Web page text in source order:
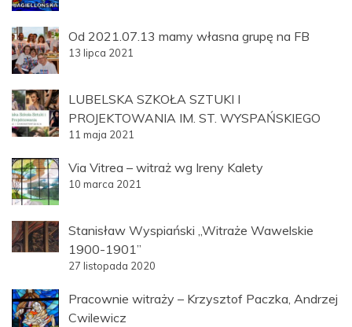
Od 2021.07.13 mamy własna grupę na FB
13 lipca 2021
LUBELSKA SZKOŁA SZTUKI I
PROJEKTOWANIA IM. ST. WYSPAŃSKIEGO
11 maja 2021
Via Vitrea – witraż wg Ireny Kalety
10 marca 2021
Stanisław Wyspiański „Witraże Wawelskie
1900-1901”
27 listopada 2020
Pracownie witraży – Krzysztof Paczka, Andrzej
Cwilewicz